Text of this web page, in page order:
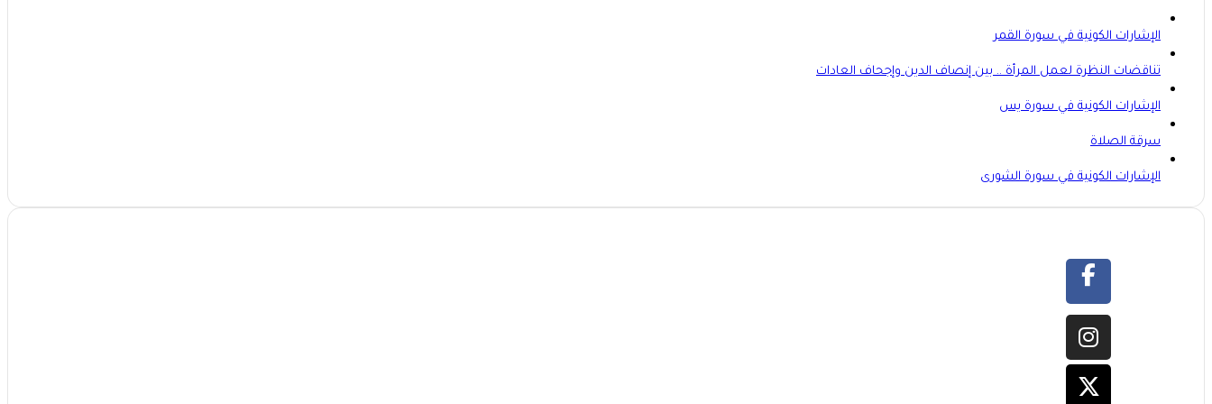
الإشارات الكونية في سورة القمر
تناقضات النظرة لعمل المرأة .. بين إنصاف الدين وإجحاف العادات
الإشارات الكونية في سورة يس
سرقة الصلاة
الإشارات الكونية في سورة الشورى